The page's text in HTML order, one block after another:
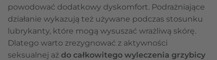
powodować dodatkowy dyskomfort. Podrażniające
działanie wykazują też używane podczas stosunku
lubrykanty, które mogą wysuszać wrażliwą skórę.
Dlatego warto zrezygnować z aktywności
seksualnej aż do całkowitego wyleczenia grzybicy